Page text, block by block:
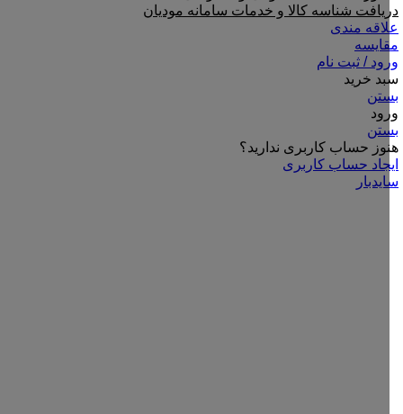
دریافت شناسه کالا و خدمات سامانه مودیان
علاقه مندی
مقایسه
ورود / ثبت نام
سبد خرید
بستن
ورود
بستن
هنوز حساب کاربری ندارید؟
ایجاد حساب کاربری
سایدبار